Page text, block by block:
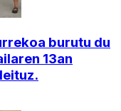
burutu du
13an